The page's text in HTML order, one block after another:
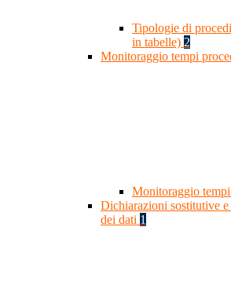
Tipologie di
in tabelle) 2
Monitoraggio tempi
Monitoraggio
Dichiarazioni sostitutive
dei dati 1